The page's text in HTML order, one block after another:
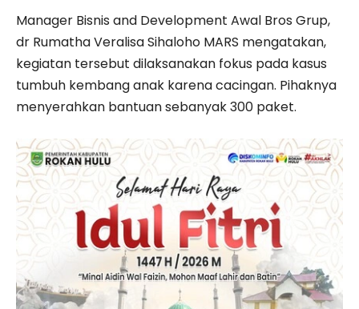
Manager Bisnis and Development Awal Bros Grup,
dr Rumatha Veralisa Sihaloho MARS mengatakan,
kegiatan tersebut dilaksanakan fokus pada kasus
tumbuh kembang anak karena cacingan. Pihaknya
menyerahkan bantuan sebanyak 300 paket.